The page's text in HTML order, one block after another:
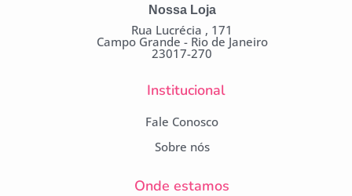
Nossa Loja
Rua Lucrécia , 171
Campo Grande - Rio de Janeiro
23017-270
Institucional
Fale Conosco
Sobre nós
Onde estamos
Voltar